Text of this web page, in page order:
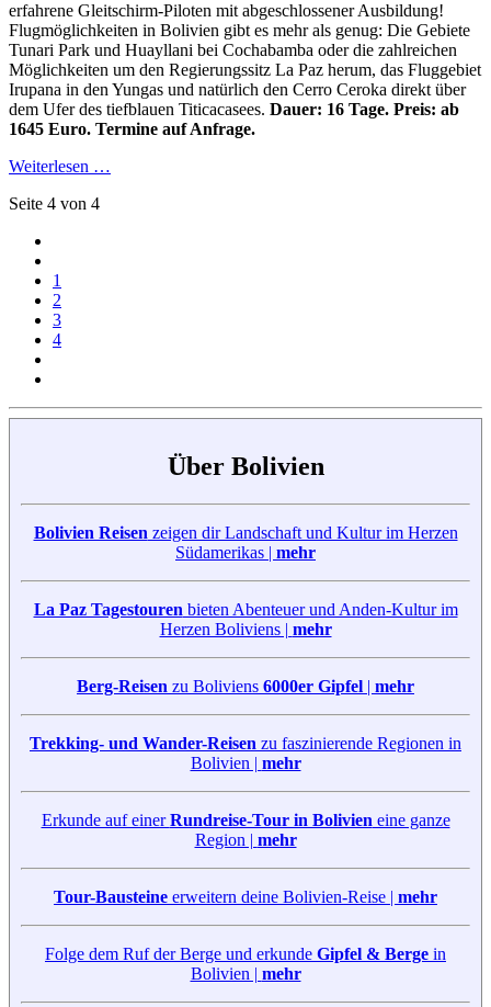
erfahrene Gleitschirm-Piloten mit abgeschlossener Ausbildung!
Flugmöglichkeiten in Bolivien gibt es mehr als genug: Die Gebiete
Tunari Park und Huayllani bei Cochabamba oder die zahlreichen
Möglichkeiten um den Regierungssitz La Paz herum, das Fluggebiet
Irupana in den Yungas und natürlich den Cerro Ceroka direkt über
dem Ufer des tiefblauen Titicacasees. Dauer: 16 Tage. Preis: ab
1645 Euro. Termine auf Anfrage.
Weiterlesen …
Seite 4 von 4
1
2
3
4
Über Bolivien
Bolivien Reisen zeigen dir Landschaft und Kultur im Herzen
Südamerikas | mehr
La Paz Tagestouren bieten Abenteuer und Anden-Kultur im
Herzen Boliviens | mehr
Berg-Reisen zu Boliviens 6000er Gipfel | mehr
Trekking- und Wander-Reisen zu faszinierende Regionen in
Bolivien | mehr
Erkunde auf einerRundreise-Tour in Bolivien eine ganze
Region | mehr
Tour-Bausteine erweitern deine Bolivien-Reise | mehr
Folge dem Ruf der Berge und erkunde Gipfel & Berge in
Bolivien | mehr